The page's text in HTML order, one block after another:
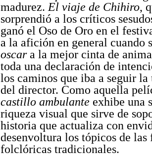
madurez. El viaje de Chihiro,
sorprendió a los críticos
ganó el Oso de Oro en el
a la afición en general cuando
oscara la mejor cinta de
toda una declaración de
los caminos que iba a seguir
del director. Como aquella
castillo ambulante exhibe una
riqueza visual que sirve de
historia que actualiza con
desenvoltura los tópicos de las
folclóricas tradicionales.